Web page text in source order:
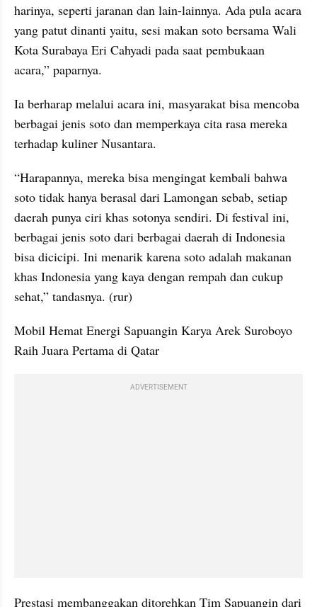
harinya, seperti jaranan dan lain-lainnya. Ada pula acara
yang patut dinanti yaitu, sesi makan soto bersama Wali
Kota Surabaya Eri Cahyadi pada saat pembukaan
acara,” paparnya.
Ia berharap melalui acara ini, masyarakat bisa mencoba
berbagai jenis soto dan memperkaya cita rasa mereka
terhadap kuliner Nusantara.
“Harapannya, mereka bisa mengingat kembali bahwa
soto tidak hanya berasal dari Lamongan sebab, setiap
daerah punya ciri khas sotonya sendiri. Di festival ini,
berbagai jenis soto dari berbagai daerah di Indonesia
bisa dicicipi. Ini menarik karena soto adalah makanan
khas Indonesia yang kaya dengan rempah dan cukup
sehat,” tandasnya. (rur)
Mobil Hemat Energi Sapuangin Karya Arek Suroboyo
Raih Juara Pertama di Qatar
ADVERTISEMENT
Prestasi membanggakan ditorehkan Tim Sapuangin dari